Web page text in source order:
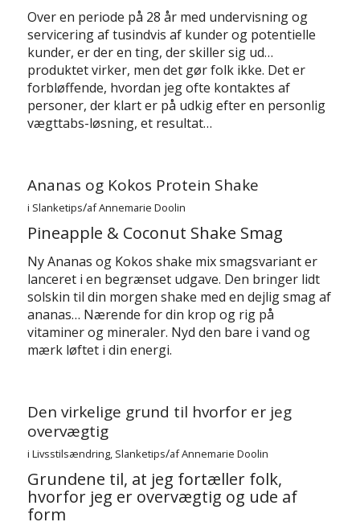
Over en periode på 28 år med undervisning og
servicering af tusindvis af kunder og potentielle
kunder, er der en ting, der skiller sig ud…
produktet virker, men det gør folk ikke. Det er
forbløffende, hvordan jeg ofte kontaktes af
personer, der klart er på udkig efter en personlig
vægttabs-løsning, et resultat…
Ananas og Kokos Protein Shake
i Slanketips/afAnnemarie Doolin
Pineapple & Coconut Shake Smag
Ny Ananas og Kokos shake mix smagsvariant er
lanceret i en begrænset udgave. Den bringer lidt
solskin til din morgen shake med en dejlig smag af
ananas… Nærende for din krop og rig på
vitaminer og mineraler. Nyd den bare i vand og
mærk løftet i din energi.
Den virkelige grund til hvorfor er jeg
overvægtig
i Livsstilsændring, Slanketips/afAnnemarie Doolin
Grundene til, at jeg fortæller folk,
hvorfor jeg er overvægtig og ude af
form